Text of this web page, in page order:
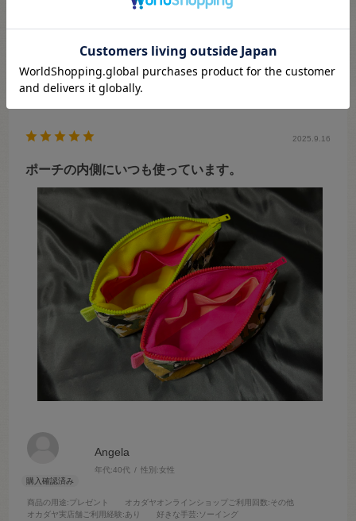
★1 (0)
絞り込み
Angela
年代:40代 性別:女性
商品の用途:プレゼント オカダヤオンラインショップご利用回数:その他
オカダヤ実店舗ご利用経験:あり 好きな手芸:ソーイング
2025.9.16
ポーチの内側にいつも使っています。